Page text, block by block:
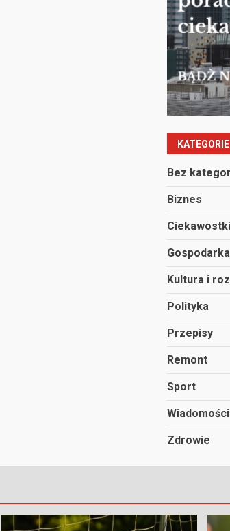
KATEGORIE
Bez
Biznes
Ciekawostki
Kultura i
Polityka
Przepisy
Remont
Sport
Wiadomości
Zdrowie